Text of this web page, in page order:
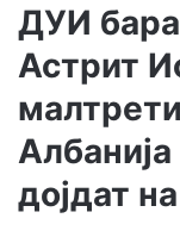
ДУИ
Астрит
дојдат